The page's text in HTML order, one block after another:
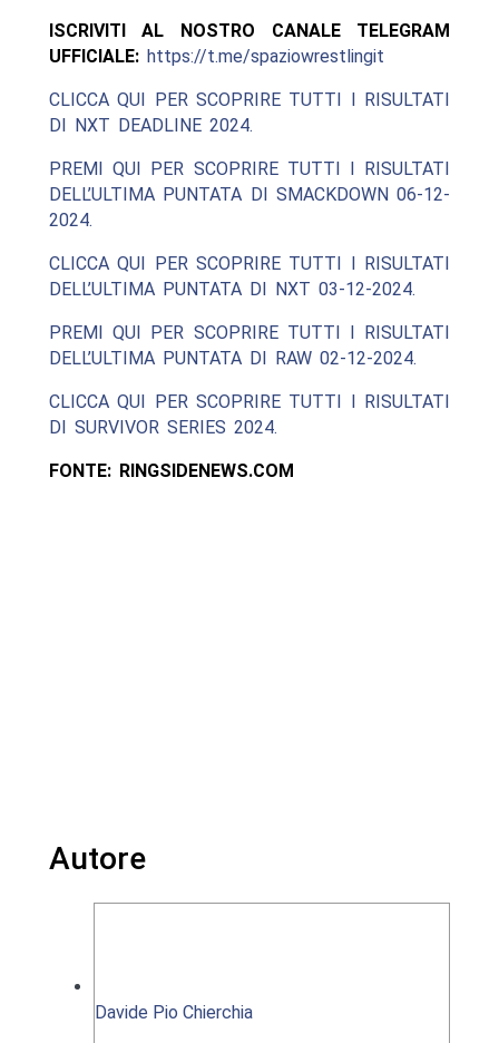
ISCRIVITI AL NOSTRO CANALE TELEGRAM
UFFICIALE: https://t.me/spaziowrestlingit
CLICCA QUI PER SCOPRIRE TUTTI I RISULTATI
DI NXT DEADLINE 2024.
PREMI QUI PER SCOPRIRE TUTTI I RISULTATI
DELL’ULTIMA PUNTATA DI SMACKDOWN 06-12-
2024.
CLICCA QUI PER SCOPRIRE TUTTI I RISULTATI
DELL’ULTIMA PUNTATA DI NXT 03-12-2024.
PREMI QUI PER SCOPRIRE TUTTI I RISULTATI
DELL’ULTIMA PUNTATA DI RAW 02-12-2024.
CLICCA QUI PER SCOPRIRE TUTTI I RISULTATI
DI SURVIVOR SERIES 2024.
FONTE: RINGSIDENEWS.COM
Autore
Davide Pio Chierchia